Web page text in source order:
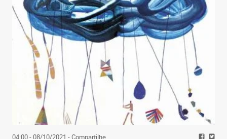
04:00 - 08/10/2021 - Compartilhe